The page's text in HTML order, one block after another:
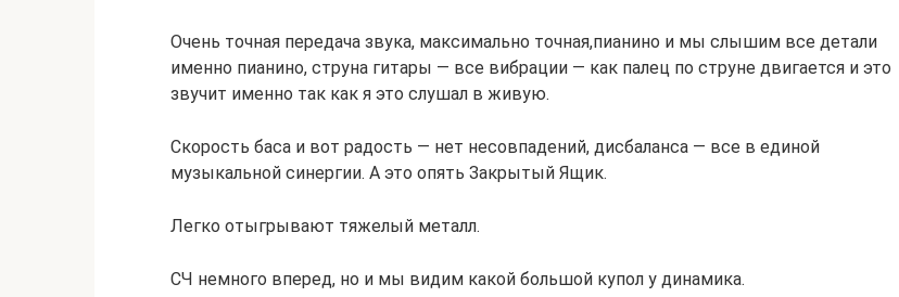
Очень точная передача звука, максимально точная,пианино и мы слышим все детали
именно пианино, струна гитары — все вибрации — как палец по струне двигается и это
звучит именно так как я это слушал в живую.
Скорость баса и вот радость — нет несовпадений, дисбаланса — все в единой
музыкальной синергии. А это опять Закрытый Ящик.
Легко отыгрывают тяжелый металл.
СЧ немного вперед, но и мы видим какой большой купол у динамика.